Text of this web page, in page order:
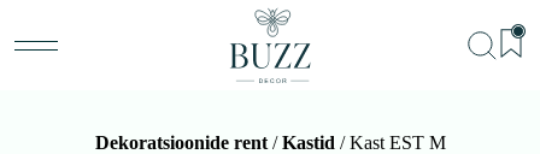
Dekoratsioonide rent/Kastid / Kast EST M